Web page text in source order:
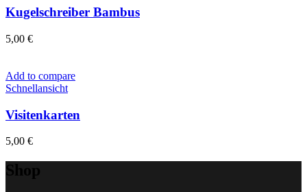
Kugelschreiber Bambus
5,00 €
Add to compare
Schnellansicht
Visitenkarten
5,00 €
Shop